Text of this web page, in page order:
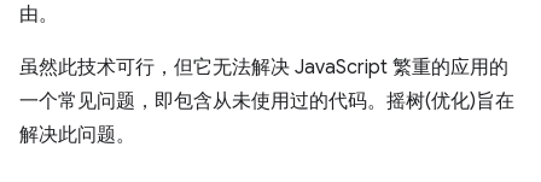
由。
虽然此技术可行，但它无法解决 JavaScript 繁重的应用的
一个常见问题，即包含从未使用过的代码。摇树(优化)旨在
解决此问题。